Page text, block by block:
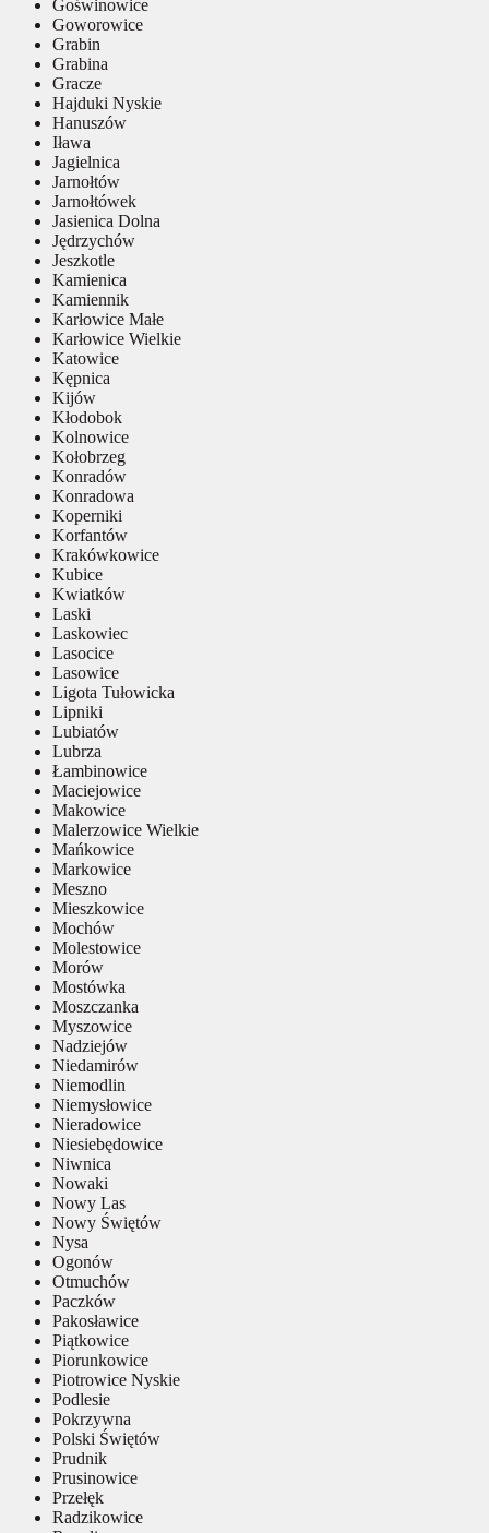
Goświnowice
Goworowice
Grabin
Grabina
Gracze
Hajduki Nyskie
Hanuszów
Iława
Jagielnica
Jarnołtów
Jarnołtówek
Jasienica Dolna
Jędrzychów
Jeszkotle
Kamienica
Kamiennik
Karłowice Małe
Karłowice Wielkie
Katowice
Kępnica
Kijów
Kłodobok
Kolnowice
Kołobrzeg
Konradów
Konradowa
Koperniki
Korfantów
Krakówkowice
Kubice
Kwiatków
Laski
Laskowiec
Lasocice
Lasowice
Ligota Tułowicka
Lipniki
Lubiatów
Lubrza
Łambinowice
Maciejowice
Makowice
Malerzowice Wielkie
Mańkowice
Markowice
Meszno
Mieszkowice
Mochów
Molestowice
Morów
Mostówka
Moszczanka
Myszowice
Nadziejów
Niedamirów
Niemodlin
Niemysłowice
Nieradowice
Niesiebędowice
Niwnica
Nowaki
Nowy Las
Nowy Świętów
Nysa
Ogonów
Otmuchów
Paczków
Pakosławice
Piątkowice
Piorunkowice
Piotrowice Nyskie
Podlesie
Pokrzywna
Polski Świętów
Prudnik
Prusinowice
Przełęk
Radzikowice